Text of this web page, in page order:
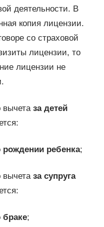
деятельности. В
копия лицензии.
со страховой
лицензии, то
лицензии не
вычета за детей
рождении ребенка;
вычета за супруга
браке;